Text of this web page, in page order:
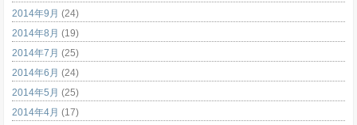
2014年9月 (24)
2014年8月 (19)
2014年7月 (25)
2014年6月 (24)
2014年5月 (25)
2014年4月 (17)